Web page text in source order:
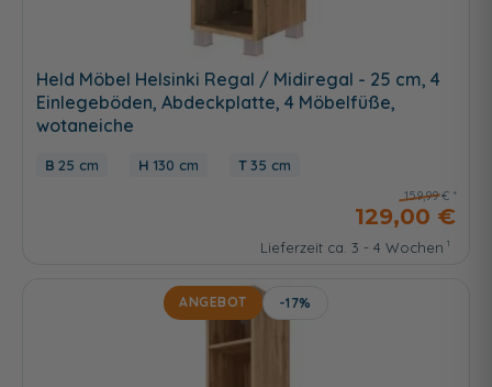
Held Möbel Helsinki Regal / Midiregal - 25 cm, 4
Einlegeböden, Abdeckplatte, 4 Möbelfüße,
wotaneiche
25 cm 130 cm 35 cm
159,99 €
129,00 €
Lieferzeit ca. 3 - 4 Wochen
ANGEBOT -17%